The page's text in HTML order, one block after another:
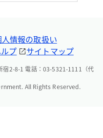
情報の取扱い
プ サイトマップ
宿2-8-1 電話：03-5321-1111（代
All Rights Reserved.